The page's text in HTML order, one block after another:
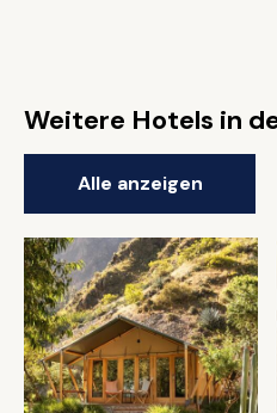
Weitere Hotels in
Alle anzeigen